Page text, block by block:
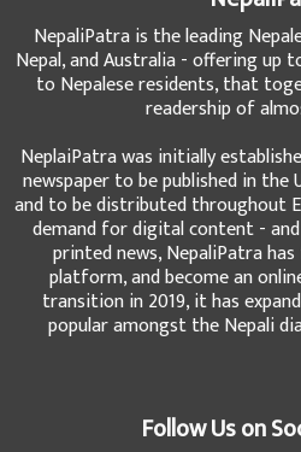
NepaliPatra is the leading
Nepal, and Australia - offering up
to Nepalese residents, that
readership of
NeplaiPatra was initially
newspaper to be published in the
and to be distributed throughout
demand for digital content -
printed news, NepaliPatra
platform, and become an
transition in 2019, it has
popular amongst the Nepali
Follow Us on